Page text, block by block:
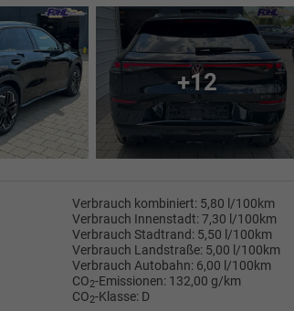
+12
Verbrauch kombiniert: 5,80 l/100km
Verbrauch Innenstadt:7,30 l/100km
Verbrauch Stadtrand: 5,50 l/100km
Verbrauch Landstraße: 5,00 l/100km
Verbrauch Autobahn: 6,00 l/100km
CO2-Emissionen: 132,00 g/km
CO2-Klasse: D